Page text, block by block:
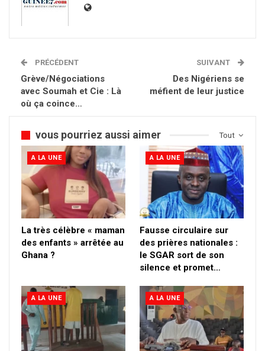
PRÉCÉDENT
Grève/Négociations
avec Soumah et Cie : Là
où ça coince…
SUIVANT
Des Nigériens se
méfient de leur justice
Tout
vous pourriez aussi aimer
A LA UNE
La très célèbre « maman
des enfants » arrêtée au
Ghana ?
A LA UNE
Fausse circulaire sur
des prières nationales :
le SGAR sort de son
silence et promet…
A LA UNE A LA UNE